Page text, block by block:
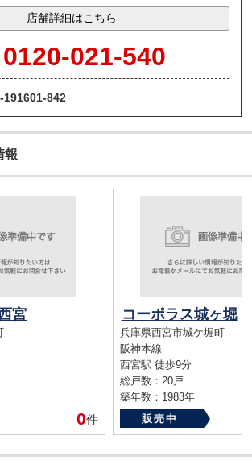
店舗詳細はこちら
0120-021-540
191601-842
報
宮
0件
コーポラス城ヶ堀
兵庫県西宮市城ケ堀町
阪神本線
西宮駅 徒歩9分
総戸数：20戸
築年数：1983年
販売中